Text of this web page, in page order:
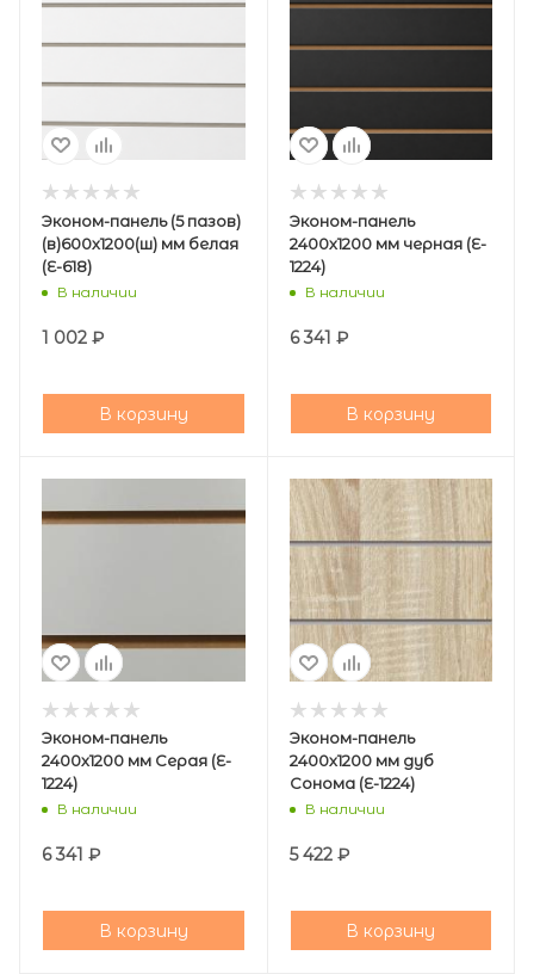
Эконом-панель (5 пазов)
(в)600х1200(ш) мм белая
(E-618)
В наличии
1 002 ₽
В корзину
Эконом-панель
2400х1200 мм черная (E-
1224)
В наличии
6 341 ₽
В корзину
Эконом-панель
2400х1200 мм Серая (E-
1224)
В наличии
6 341 ₽
В корзину
Эконом-панель
2400х1200 мм дуб
Сонома (E-1224)
В наличии
5 422₽
В корзину